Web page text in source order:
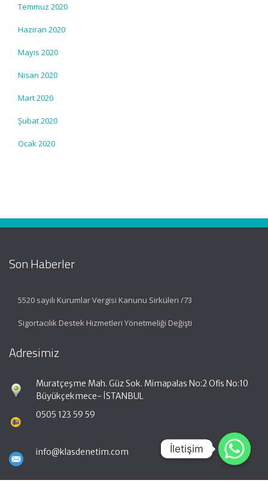
Temmuz 2020
Haziran 2020
Mayıs 2020
Nisan 2020
Mart 2020
Şubat 2020
Ocak 2020
Son Haberler
5520 sayılı Kurumlar Vergisi Kanunu Sirküleri /73
Sigortacılık Destek Hizmetleri Yönetmeliği Değişti
Adresimiz
Muratçeşme Mah. Güz Sok. Mimapalas No:2 Ofis No:10
Büyükçekmece- İSTANBUL
0505 123 59 59
info@klasdenetim.com İletişim
İletişim